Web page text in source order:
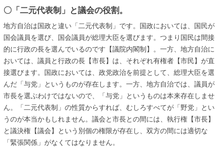
〇「二元代表制」と議会の役割。
地方自治は国政と違い「二元代表制」です。国政においては、国民が
国会議員を選び、国会議員が総理大臣を選びます。つまり国民は間接
的に行政の長を選んでいるのです【議院内閣制】。一方、地方自治に
おいては、議員と行政の長【市長】は、それぞれ有権者【市民】が直
接選びます。国政においては、政党政治を前提として、総理大臣を選
んだ「与党」というものが存在します。一方、地方自治では、議員が
市長を選ぶわけではないので、「与党」というものは本来存在しませ
ん。「二元代表制」の性質からすれば、むしろすべてが「野党」とい
うのが本当かもしれません。議会と市長との間には、執行権【市長】
と議決権【議会】という別個の権限が存在し、双方の間には適切な
「緊張関係」がなくてはなりません。